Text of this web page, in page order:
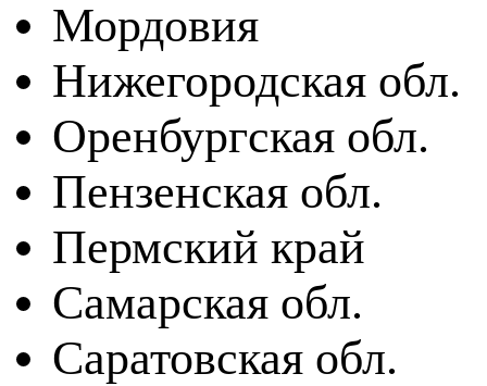
Мордовия
Нижегородская обл.
Оренбургская обл.
Пензенская обл.
Пермский край
Самарская обл.
Саратовская обл.